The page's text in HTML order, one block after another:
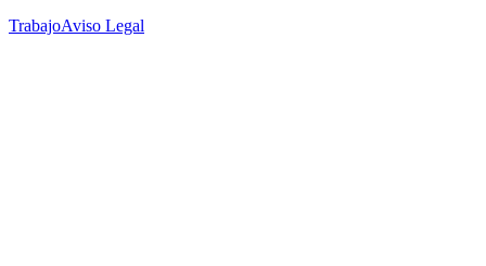
TrabajoAviso Legal